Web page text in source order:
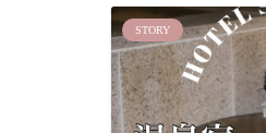
STORY